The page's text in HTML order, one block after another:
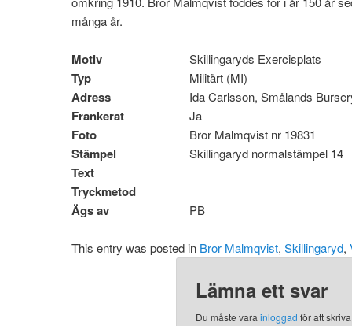
många år.
Motiv Skillingaryds Exercisplats
Typ Militärt (MI)
Adress Ida Carlsson, Smålands
Frankerat Ja
Foto Bror Malmqvist nr 19831
Stämpel Skillingaryd normalstämpel 14
Text
Tryckmetod
Ägs av
PB
This entry was posted in Bror Malmqvist, Skillingaryd,
Lämna ett svar
Du måste varainloggad för att